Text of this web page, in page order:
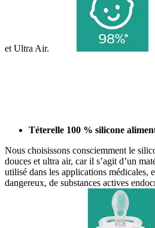
et Ultra Air.
Téterelle 100 % silicone
Nous choisissons consciemment le
douces et ultra air, car il s’agit d’un
utilisé dans les applications médicales,
dangereux, de substances actives